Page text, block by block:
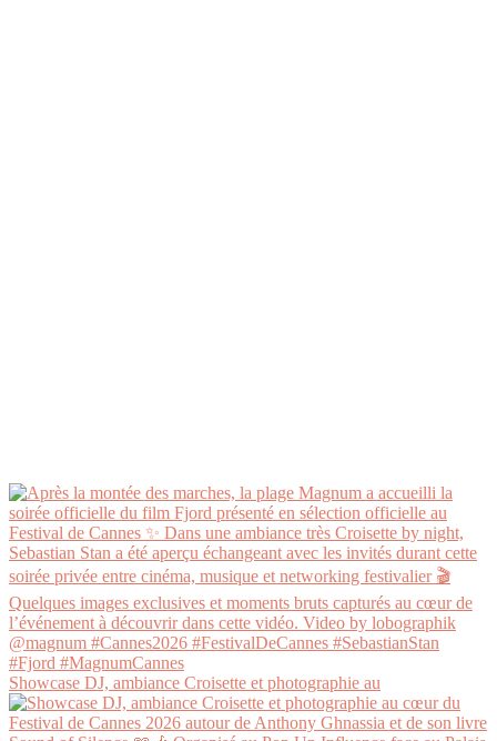
Showcase DJ, ambiance Croisette et photographie au